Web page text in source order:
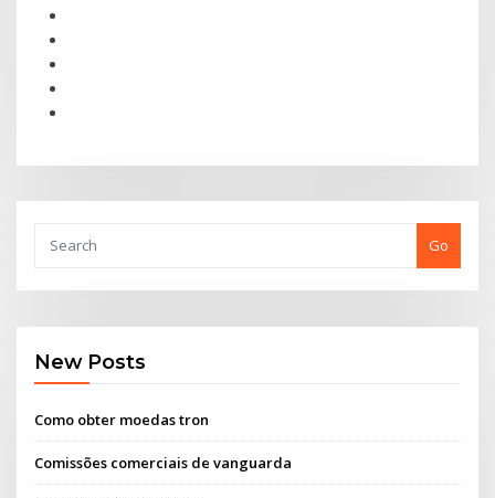
Go
New Posts
Como obter moedas tron
Comissões comerciais de vanguarda